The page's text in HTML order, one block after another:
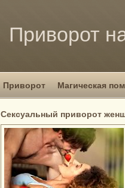
Приворот
Приворот Магическая
Сексуальный приворот